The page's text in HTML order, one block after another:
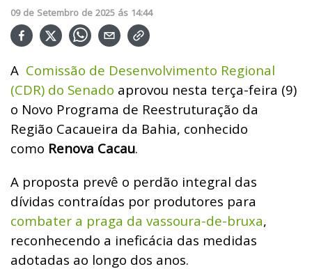
09 de Setembro de 2025 ás 14:44
A Comissão de Desenvolvimento Regional
(CDR) do Senado aprovou nesta terça-feira (9)
o Novo Programa de Reestruturação da
Região Cacaueira da Bahia, conhecido
como Renova Cacau.
A proposta prevê o perdão integral das
dívidas contraídas por produtores para
combater a praga da vassoura-de-bruxa,
reconhecendo a ineficácia das medidas
adotadas ao longo dos anos.